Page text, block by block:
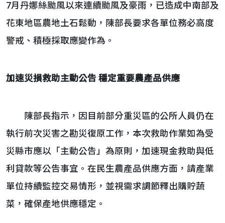
7月丹娜絲颱風以來連續颱風及豪雨，已造成中南部及
花東地區農地土石鬆動，陳部長要求各單位務必高度
警戒、積極採取應變作為。
加速災損救助主動公告 穩定重要農產品供應
陳部長指示，因目前部分重災區的公所人員仍在
執行前次災害之勘災復原工作，本次救助作業如為受
災縣市應以「主動公告」為原則，加速現金救助與低
利貸款等公告事宜。在民生農產品供應方面，請產業
單位持續監控交易情形，並視需求調節釋出購貯蔬
菜，確保產地供應穩定。